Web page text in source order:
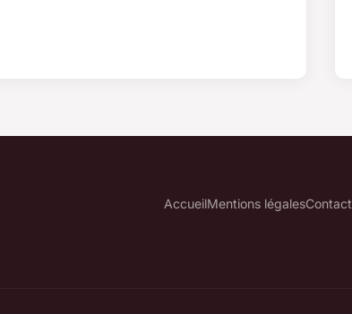
AccueilMentions légalesContact